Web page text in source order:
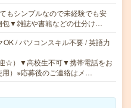
もシンプルなので未経験でも安
▼雑誌や書籍などの仕分け…
/ パソコンスキル不要 / 英語力
☆）▼高校生不可▼携帯電話をお
用）※応募後のご連絡はメ…